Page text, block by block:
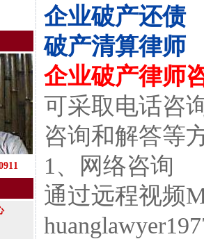
企业破产还债
破产清算律师
企业破产律师
可采取电话咨
咨询和解答等
1、网络咨询
通过远程视频